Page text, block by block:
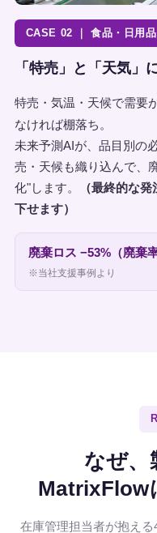
CASE 02 ｜ 食品・日用
「特売」と「天気」
特売・気温・天候で需要
なければ棚落ち。
未来予測AIが、品目別の
売・天候も織り込んで、
化"します。
（最終的な
下せます）
廃棄ロス −53%（廃棄
※当社支援事例より
なぜ、
MatrixFlow
在庫管理担当者が抱え